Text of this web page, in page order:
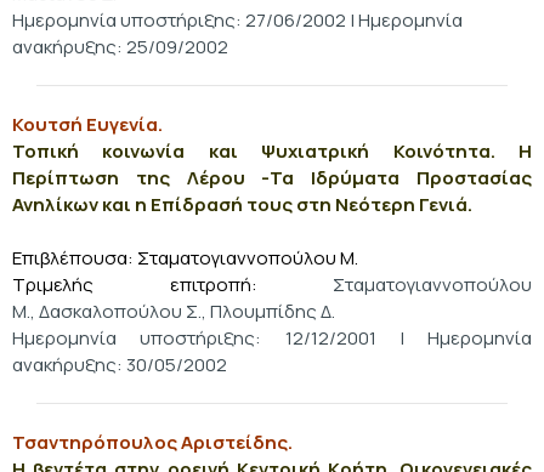
Ημερομηνία υποστήριξης: 27/06/2002 | Ημερομηνία
ανακήρυξης: 25/09/2002
Κουτσή Ευγενία.
Τοπική κοινωνία και Ψυχιατρική Κοινότητα. Η
Περίπτωση της Λέρου -Τα Ιδρύματα Προστασίας
Ανηλίκων και η Επίδρασή τους στη Νεότερη Γενιά.
Επιβλέπουσα: Σταματογιαννοπούλου Μ.
Τριμελής επιτροπή: Σταματογιαννοπούλου
Μ., Δασκαλοπούλου Σ., Πλουμπίδης Δ.
Ημερομηνία υποστήριξης: 12/12/2001 | Ημερομηνία
ανακήρυξης: 30/05/2002
Τσαντηρόπουλος Αριστείδης.